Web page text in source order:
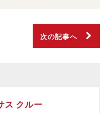
次の記事へ
ス クルー